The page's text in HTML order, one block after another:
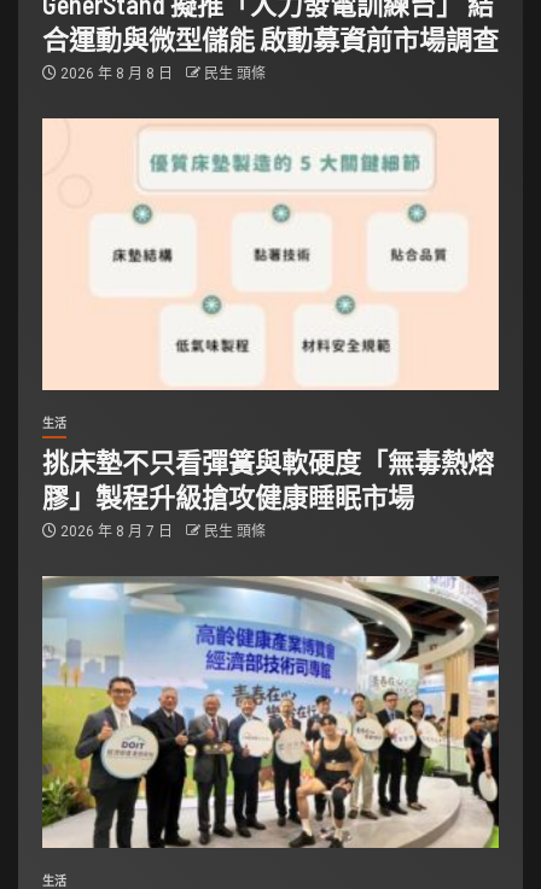
合運動與微型儲能 啟動募資前市場調查
2026 年 8 月 8 日 民生 頭條
生活
挑床墊不只看彈簧與軟硬度「無毒熱熔
膠」製程升級搶攻健康睡眠市場
2026 年 8 月 7 日 民生 頭條
生活